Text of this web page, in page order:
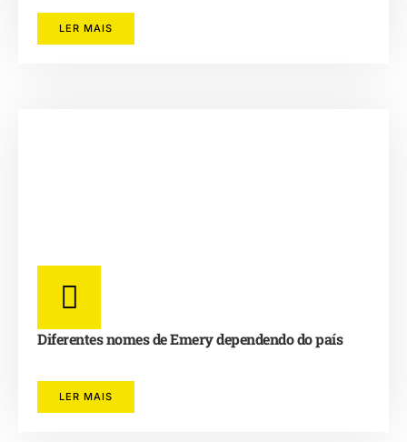
LER MAIS
Diferentes nomes de Emery dependendo do país
LER MAIS